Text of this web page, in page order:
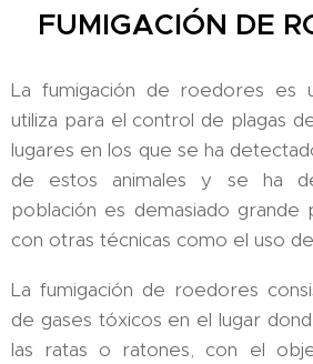
FUMIGACIÓN DE
La fumigación de roedores es
utiliza para el control de plagas
lugares en los que se ha
de estos animales y se ha
población es demasiado grande
con otras técnicas como el uso
La fumigación de roedores
de gases tóxicos en el lugar
las ratas o ratones, con el